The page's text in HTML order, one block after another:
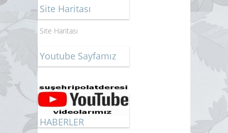
Site Haritası
Site Haritası
Youtube Sayfamız
HABERLER